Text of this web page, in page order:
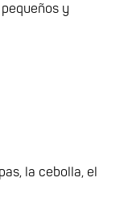
y
la cebolla, el